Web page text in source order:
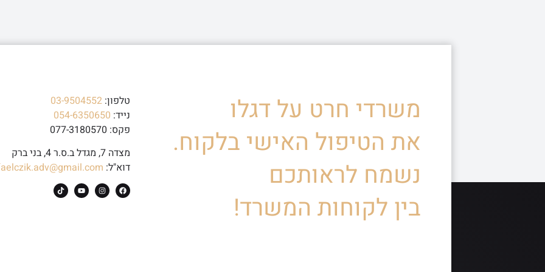
משרדי חרט על דגלו
את הטיפול האישי בלקוח.
נשמח לראותכם
בין לקוחות המשרד!
טלפון: 03-9504552
נייד: 054-6350650
פקס: 077-3180570
מצדה 7, מגדל ב.ס.ר 4, בני ברק
דוא"ל: